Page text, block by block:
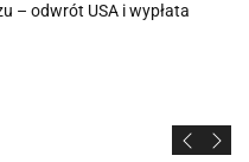
– odwrót USA i wypłata